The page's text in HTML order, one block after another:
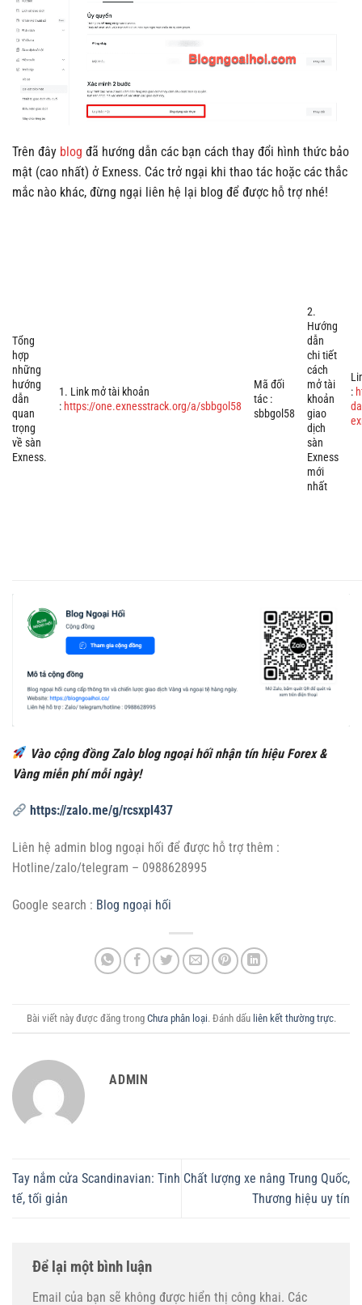
Trên đây blog đã hướng dẫn các bạn cách thay đổi hình thức bảo
mật (cao nhất) ở Exness. Các trở ngại khi thao tác hoặc các thắc
mắc nào khác, đừng ngại liên hệ lại blog để được hỗ trợ nhé!
Tổng
hợp
những
hướng
dẫn
quan
trọng
về sàn
Exness.
1. Link mở tài khoản
: https://one.exnesstrack.org/a/sbbgol58
Mã đối
tác :
sbbgol58
2.
Hướng
dẫn
chi tiết
cách
mở tài
khoản
giao
dịch
sàn
Exness
mới
nhất
:
Vào cộng đồng Zalo blog ngoại hối nhận tín hiệu Forex &
Vàng miễn phí mỗi ngày!
https://zalo.me/g/rcsxpl437
Liên hệ admin blog ngoại hối để được hỗ trợ thêm :
Hotline/zalo/telegram – 0988628995
Google search : Blog ngoại hối
Bài viết này được đăng trong Chưa phân loại. Đánh dấu liên kết thường trực.
ADMIN
Tay nắm cửa Scandinavian: Tinh
tế, tối giản
Chất lượng xe nâng Trung Quốc,
Thương hiệu uy tín
Để lại một bình luận
Email của bạn sẽ không được hiển thị công khai. Các